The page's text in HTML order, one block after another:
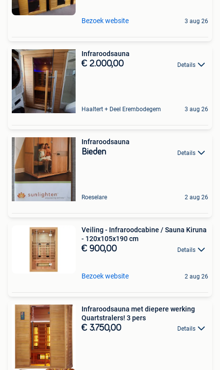
Bezoek website 3 aug 26
Infraroodsauna
€ 2.000,00 Details
Haaltert + Deel Erembodegem 3 aug 26
Infraroodsauna
Bieden Details
Roeselare 2 aug 26
Veiling - Infraroodcabine / Sauna Kiruna
- 120x105x190 cm
€ 900,00 Details
Bezoek website 2 aug 26
Infraroodsauna met diepere werking
Quartstralers! 3 pers
€ 3.750,00 Details